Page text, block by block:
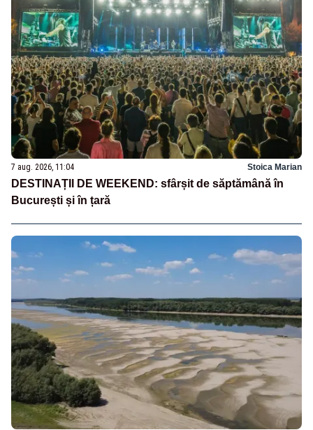
7 aug. 2026, 11:04 Stoica Marian
DESTINAȚII DE WEEKEND: sfârșit de săptămână în
București și în țară